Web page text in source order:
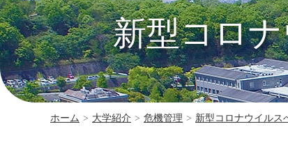
新型コロ
ホーム > 大学紹介 > 危機管理 > 新型コロナウイルス